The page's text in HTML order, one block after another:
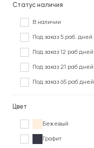
Статус наличия
В наличии
Под заказ 5 раб. дней
Под заказ 12 раб дней
Под заказ 21 раб дней
Под заказ 65 раб дней
Цвет
Бежевый
Графит